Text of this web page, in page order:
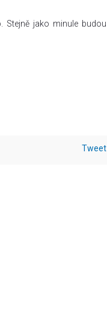
Stejně jako minule budou
Tweet